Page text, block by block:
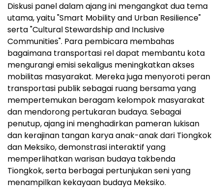
Diskusi panel dalam ajang ini mengangkat dua tema
utama, yaitu "Smart Mobility and Urban Resilience"
serta "Cultural Stewardship and Inclusive
Communities". Para pembicara membahas
bagaimana transportasi rel dapat membantu kota
mengurangi emisi sekaligus meningkatkan akses
mobilitas masyarakat. Mereka juga menyoroti peran
transportasi publik sebagai ruang bersama yang
mempertemukan beragam kelompok masyarakat
dan mendorong pertukaran budaya. Sebagai
penutup, ajang ini menghadirkan pameran lukisan
dan kerajinan tangan karya anak-anak dari Tiongkok
dan Meksiko, demonstrasi interaktif yang
memperlihatkan warisan budaya takbenda
Tiongkok, serta berbagai pertunjukan seni yang
menampilkan kekayaan budaya Meksiko.